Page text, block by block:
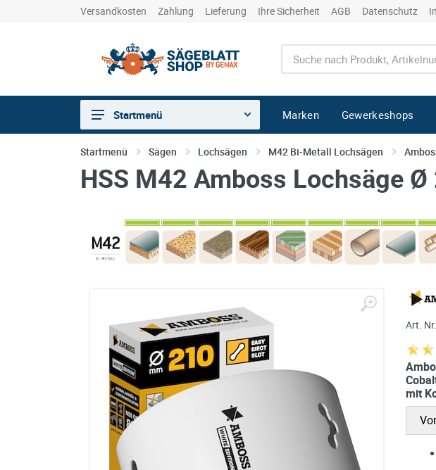
Versandkosten Zahlung Lieferung Ihre Sicherheit AGB Datenschutz
Sägen
Trennen
Schleifen
kreative Holzbearbeitung
sonstiges/Zubehör
Startmenü Marken Gewerkeshops
Startmenü Sägen Lochsägen M42 Bi-Metall Lochsägen
HSS M42 Amboss Lochsäge
Art.
mit